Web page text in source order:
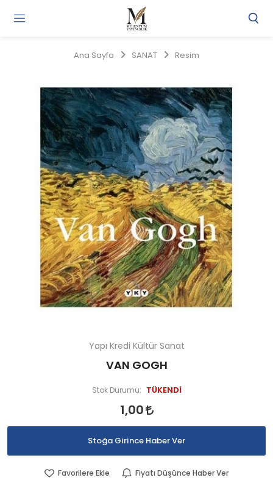
Ana Sayfa SANAT Resim
Yapı Kredi Kültür Sanat
VAN GOGH
Stok Durumu: TÜKENDİ
1,00
Stoğa Girince Haber Ver
Favorilere Ekle Fiyatı Düşünce Haber Ver